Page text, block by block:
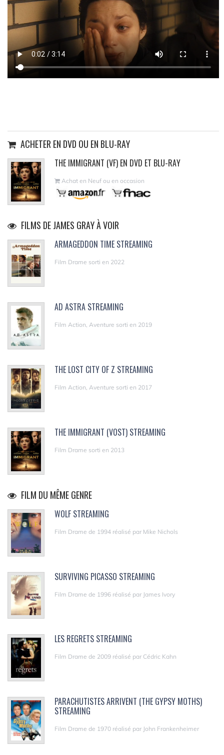
ACHETER EN DVD OU EN BLU-RAY
THE IMMIGRANT (VF) EN DVD ET BLU-RAY
Achat en Neuf ou en occasion
FILMS DE JAMES GRAY À VOIR
ARMAGEDDON TIME STREAMING
Film Drame sorti en 2022
AD ASTRA STREAMING
Film Action, Aventure sorti en 2019
THE LOST CITY OF Z STREAMING
Film Action, Aventure sorti en 2017
THE IMMIGRANT (VOST) STREAMING
Film Drame sorti en 2013
FILM DU MÊME GENRE
WOLF STREAMING
Film Drame de 1994 réalisé par Mike Nichols
SURVIVING PICASSO STREAMING
Film Drame de 1996 réalisé par James Ivory
LES REGRETS STREAMING
Film Drame de 2009 réalisé par Cédric Kahn
PARACHUTISTES ARRIVENT (THE GYPSY MOTHS)
STREAMING
Film Drame de 1970 réalisé par John Frankenheimer